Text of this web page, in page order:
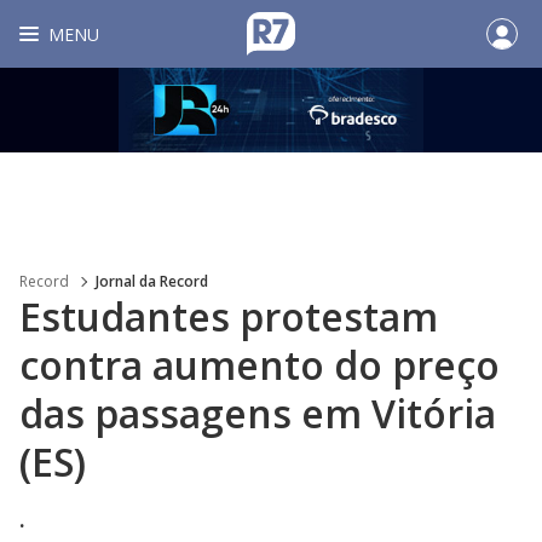
MENU
Record Jornal da Record
Estudantes protestam
contra aumento do preço
das passagens em Vitória
(ES)
.